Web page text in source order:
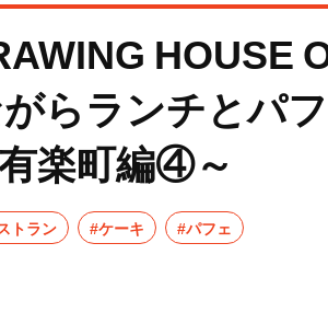
HOUSE
らランチとパ
楽町編④～
トラン #ケーキ #パフェ